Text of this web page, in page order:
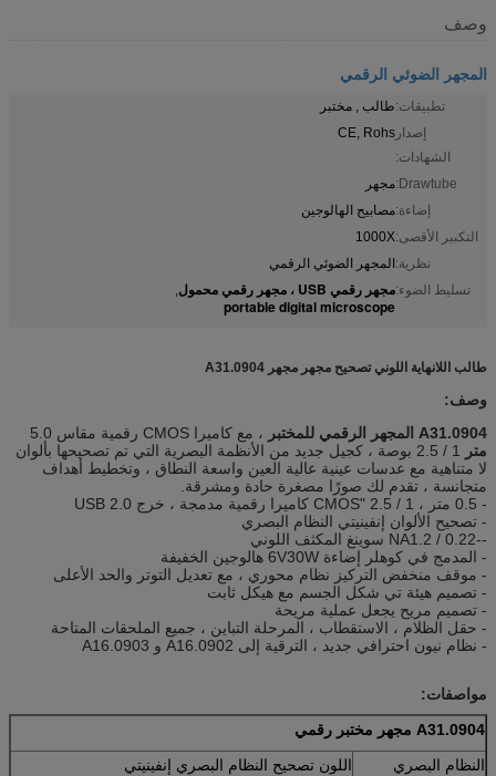
وصف
المجهر الضوئي الرقمي
تطبيقات:طالب , مختبر
إصدار
الشهادات:
CE, Rohs
Drawtube: مجهر
إضاءة:مصابيح الهالوجين
التكبير الأقصى:1000X
نظرية:المجهر الضوئي الرقمي
تسليط الضوء:مجهر رقمي USB ، مجهر رقمي محمول ,
portable digital microscope
طالب اللانهاية اللوني تصحيح مجهر مجهر A31.0904
وصف:
A31.0904 المجهر الرقمي للمختبر
، مع كاميرا CMOS رقمية مقاس 5.0
متر
1 / 2.5 بوصة ، كجيل جديد من الأنظمة البصرية التي تم تصحيحها بألوان
لا متناهية مع عدسات عينية عالية العين واسعة النطاق ، وتخطيط أهداف
متجانسة ، تقدم لك صورًا مصغرة حادة ومشرقة.
- 0.5 متر ، 1 / ​​2.5 "CMOS كاميرا رقمية مدمجة ، خرج USB 2.0
- تصحيح الألوان إنفينيتي النظام البصري
--NA1.2 / 0.22 سوينغ المكثف اللوني
- المدمج في كوهلر إضاءة 6V30W هالوجين الخفيفة
- موقف منخفض التركيز نظام محوري ، مع تعديل التوتر والحد الأعلى
- تصميم هيئة تي شكل الجسم مع هيكل ثابت
- تصميم مريح يجعل عملية مريحة
- حقل الظلام ، الاستقطاب ، المرحلة التباين ، جميع الملحقات المتاحة
- نظام نيون احترافي جديد ، الترقية إلى A16.0902 و A16.0903
مواصفات:
A31.0904 مجهر مختبر رقمي
النظام البصري
اللون تصحيح النظام البصري إنفينيتي